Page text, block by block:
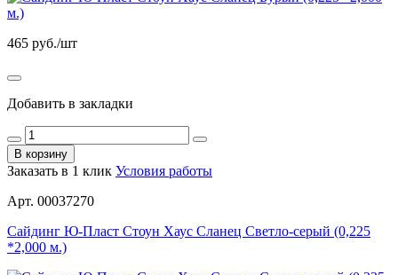
465 руб./шт
Добавить в закладки
В корзину
Заказать в 1 клик Условия работы
Арт. 00037270
Сайдинг Ю-Пласт Стоун Хаус Сланец Светло-серый (0,225
*2,000 м.)